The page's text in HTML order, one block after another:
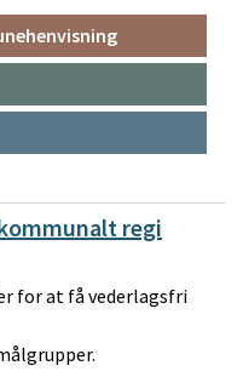
regi
for at få vederlagsfri